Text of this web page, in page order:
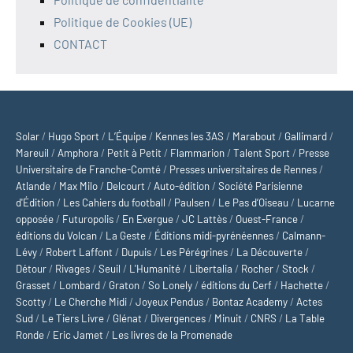
Politique de Cookies (UE)
CONTACT
Solar / Hugo Sport / L’Équipe / Kennes les 3AS / Marabout / Gallimard /
Mareuil / Amphora / Petit à Petit / Flammarion /Talent Sport / Presse
Universitaire de Franche-Comté / Presses universitaires de Rennes /
Atlande / Max Milo / Delcourt / Auto-édition /Société Parisienne
d'Édition / Les Cahiers du football / Paulsen / Le Pas d’Oiseau / Lucarne
opposée / Futuropolis / En Exergue /JC Lattès / Ouest-France /
éditions du Volcan / La Geste / Éditions midi-pyrénéennes / Calmann-
Lévy / Robert Laffont / Dupuis / Les Pérégrines / La Découverte /
Détour / Rivages /Seuil / L'Humanité / Libertalia / Rocher /Stock /
Grasset / Lombard / Graton /So Lonely /éditions du Cerf / Hachette /
Scotty / Le Cherche Midi /Joyeux Pendus / Bontaz Academy / Actes
Sud / Le Tiers Livre / Glénat / Divergences / Minuit / CNRS / La Table
Ronde / Eric Jamet / Les livres de la Promenade